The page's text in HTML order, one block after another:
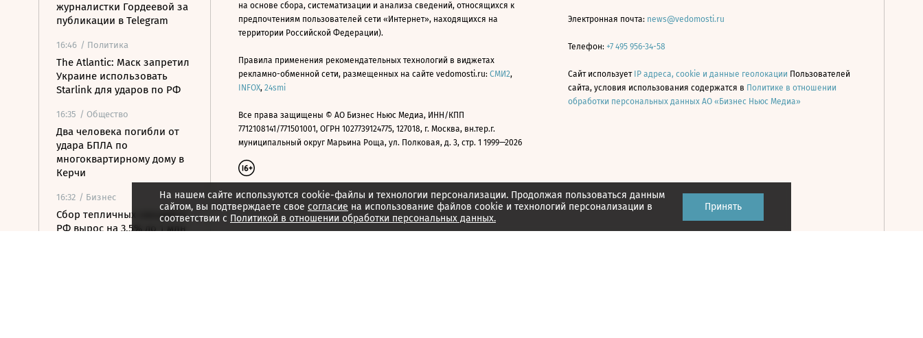
журналистки Гордеевой за
публикации в Telegram
16:46 / Политика
The Atlantic: Маск запретил
Украине использовать
Starlink для ударов по РФ
16:35 / Общество
Два человека погибли от
удара БПЛА по
многоквартирному дому в
Керчи
16:32 / Бизнес
Сбор тепличных овощей в
РФ вырос на 3,5% до 1 млн
На нашем сайте используются cookie-файлы и технологии персонализации. Продолжая пользоваться данным
сайтом, вы подтверждаете свое согласие на использование файлов cookie и технологий персонализации в
соответствии с Политикой в отношении обработки персональных данных.
Принять
на основе сбора, систематизации и анализа сведений, относящихся к
предпочтениям пользователей сети «Интернет», находящихся на
территории Российской Федерации).
Правила применения рекомендательных технологий в виджетах
рекламно-обменной сети, размещенных на сайте vedomosti.ru: СМИ2,
INFOX, 24smi
Все права защищены © АО Бизнес Ньюс Медиа, ИНН/КПП
7712108141/771501001, ОГРН 1027739124775, 127018, г. Москва, вн.тер.г.
муниципальный округ Марьина Роща, ул. Полковая, д. 3, стр. 1 1999—2026
Электронная почта: news@vedomosti.ru
Телефон: +7 495 956-34-58
Сайт использует IP адреса, cookie и данные геолокации Пользователей
сайта, условия использования содержатся в Политике в отношении
обработки персональных данных АО «Бизнес Ньюс Медиа»